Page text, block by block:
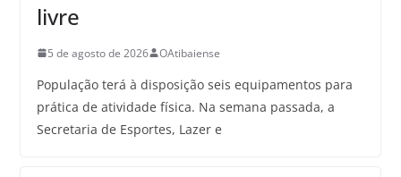
livre
5 de agosto de 2026 OAtibaiense
População terá à disposição seis equipamentos para
prática de atividade física. Na semana passada, a
Secretaria de Esportes, Lazer e